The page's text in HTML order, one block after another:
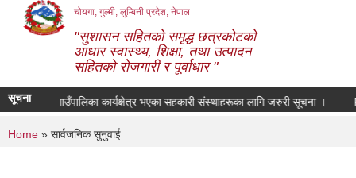
चोयगा, गुल्मी, लुम्बिनी प्रदेश, नेपाल
"सुशासन सहितको समृद्ध छत्रकोटको
आधार स्वास्थ्य, शिक्षा, तथा उत्पादन
सहितको रोजगारी र पूर्वाधार "
सूचना
छत्रकोट गाउँपालिका कार्यक्षेत्र भएका सहकारी संस्थाहरूका लागि जरुरी सूचना ।
You are here
Home » सार्वजनिक सुनुवाई